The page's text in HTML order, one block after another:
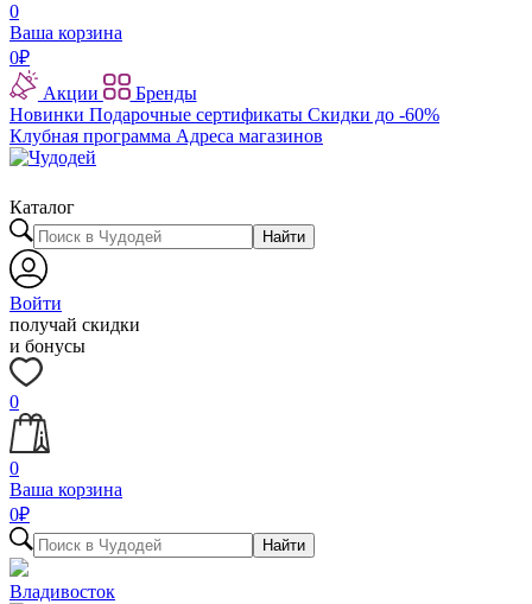
0
Ваша корзина
0₽
Акции
Бренды
Новинки Подарочные сертификаты Скидки до -60%
Клубная программа Адреса магазинов
Каталог
Найти
Войти
получай скидки
и бонусы
0
0
Ваша корзина
0₽
Найти
Владивосток